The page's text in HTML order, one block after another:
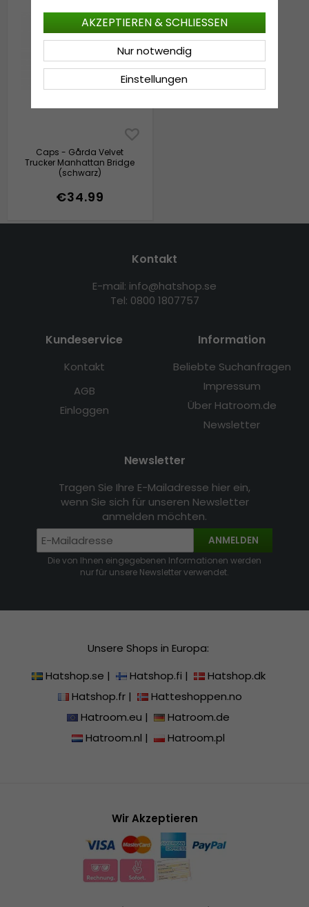
Caps - Gårda Velvet
Trucker Manhattan Bridge
(schwarz)
€34.99
Kontakt
E-mail: info@hatshop.se
Tel: 0800 1807757
Kundeservice
Kontakt
AGB
Einloggen
Information
Beliebte Suchanfragen
Impressum
Über Hatroom.de
Newsletter
Newsletter
Tragen Sie Ihre E-Mailadresse hier ein,
wenn Sie sich für unseren Newsletter
anmelden möchten.
ANMELDEN
Die von Ihnen eingegebenen Informationen werden
nur für unsere Newsletter verwendet.
Unsere Shops in Europa:
Hatshop.se | Hatshop.fi |
Hatshop.dk
Hatshop.fr|
Hatteshoppen.no
Hatroom.eu |
Hatroom.de
Hatroom.nl | Hatroom.pl
Wir Akzeptieren
Einstellungen
Nur notwendig
AKZEPTIEREN & SCHLIESSEN